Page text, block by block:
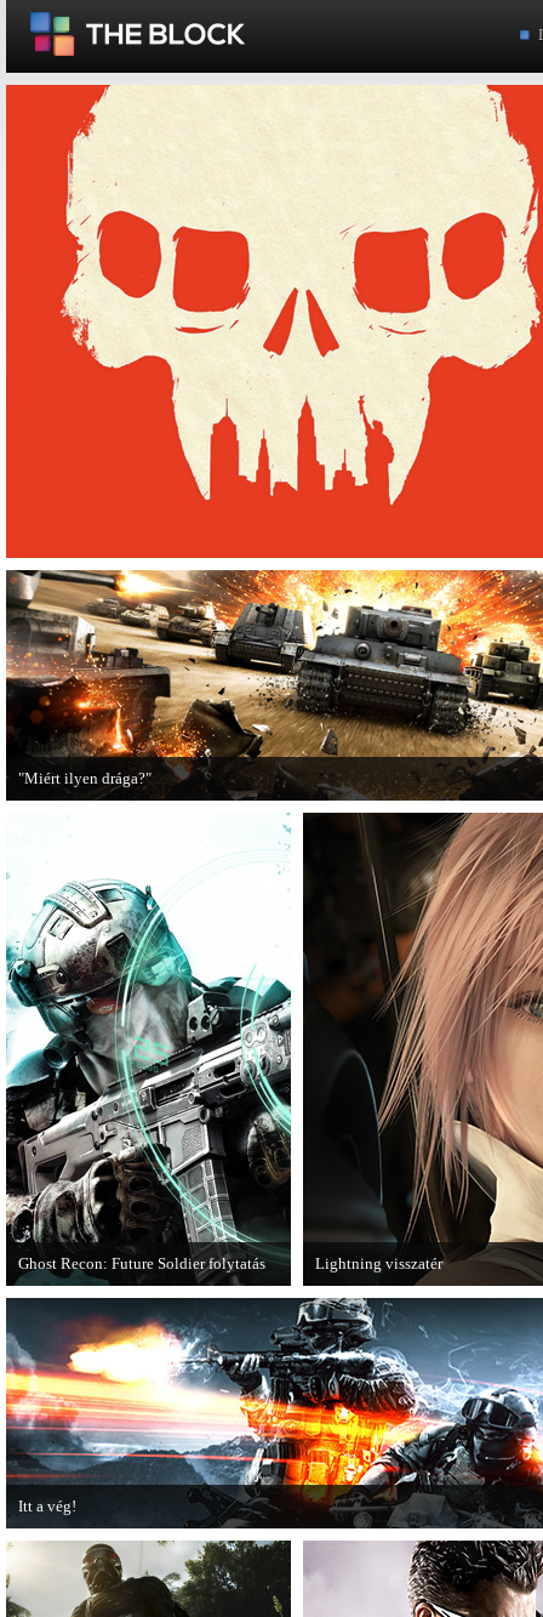
"Miért ilyen drága?"
A PC Guru utánajárt, miért kerülnek olyan sokba a AAA-kategóriás
Ghost Recon: Future Soldier folytatás
Több jel is utal arra, hogy készülőben
van a Ghost Recon: Future Soldier
következő epizódja.
Lightning visszatér
Megjött a Lightning Returns:
Itt a vég!
Hamarosan minden infó kiderül a Battlefield 3 utolsó, End Game